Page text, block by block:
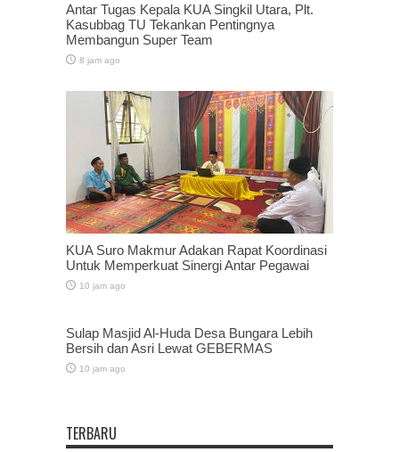
Antar Tugas Kepala KUA Singkil Utara, Plt.
Kasubbag TU Tekankan Pentingnya
Membangun Super Team
8 jam ago
KUA Suro Makmur Adakan Rapat Koordinasi
Untuk Memperkuat Sinergi Antar Pegawai
10 jam ago
Sulap Masjid Al-Huda Desa Bungara Lebih
Bersih dan Asri Lewat GEBERMAS
10 jam ago
TERBARU